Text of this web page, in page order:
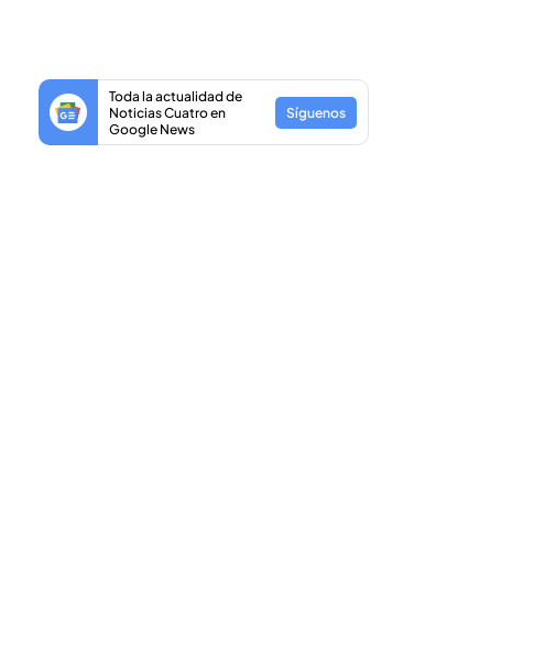
Toda la actualidad de
Noticias Cuatro en
Google News
Síguenos